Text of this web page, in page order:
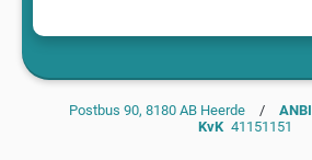
Postbus 90, 8180 AB Heerde/ ANBI
KvK 41151151